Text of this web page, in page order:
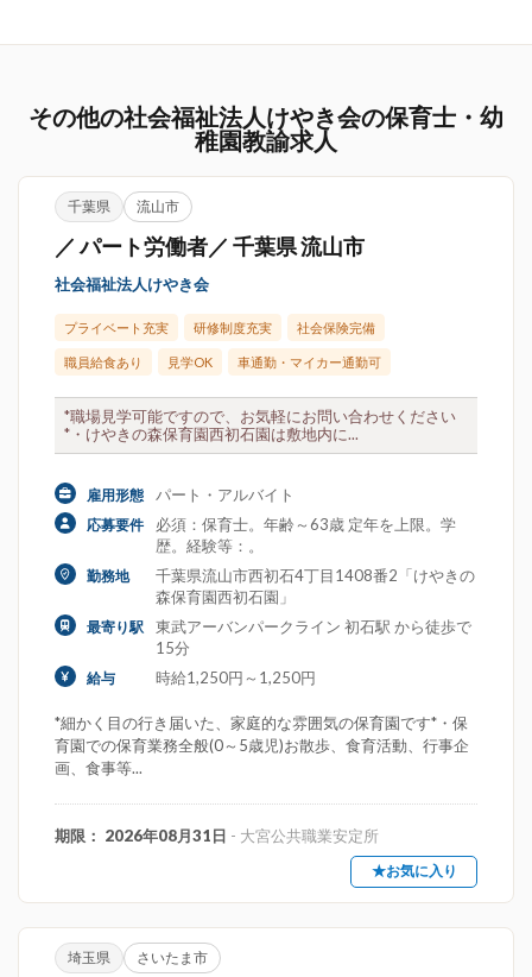
その他の社会福祉法人けやき会の保育士・幼
稚園教諭求人
千葉県 流山市
／ パート労働者／ 千葉県 流山市
社会福祉法人けやき会
プライベート充実 研修制度充実 社会保険完備
職員給食あり 見学OK 車通勤・マイカー通勤可
*職場見学可能ですので、お気軽にお問い合わせください
*・けやきの森保育園西初石園は敷地内に...
雇用形態 パート・アルバイト
応募要件
必須：保育士。年齢～63歳 定年を上限。学
歴。経験等：。
勤務地
千葉県流山市西初石4丁目1408番2「けやきの
森保育園西初石園」
最寄り駅
東武アーバンパークライン 初石駅 から徒歩で
15分
給与 時給1,250円～1,250円
*細かく目の行き届いた、家庭的な雰囲気の保育園です*・保
育園での保育業務全般(0～5歳児)お散歩、食育活動、行事企
画、食事等...
期限： 2026年08月31日 - 大宮公共職業安定所
★お気に入り
埼玉県 さいたま市